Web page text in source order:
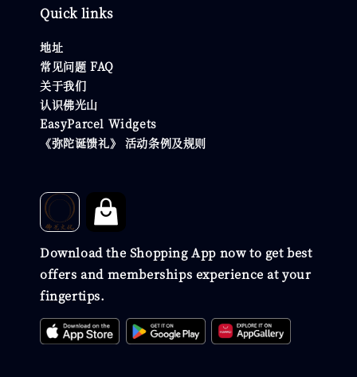
Quick links
地址
常见问题 FAQ
关于我们
认识佛光山
EasyParcel Widgets
《弥陀诞馈礼》 活动条例及规则
Download the Shopping App now to get best
offers and memberships experience at your
fingertips.